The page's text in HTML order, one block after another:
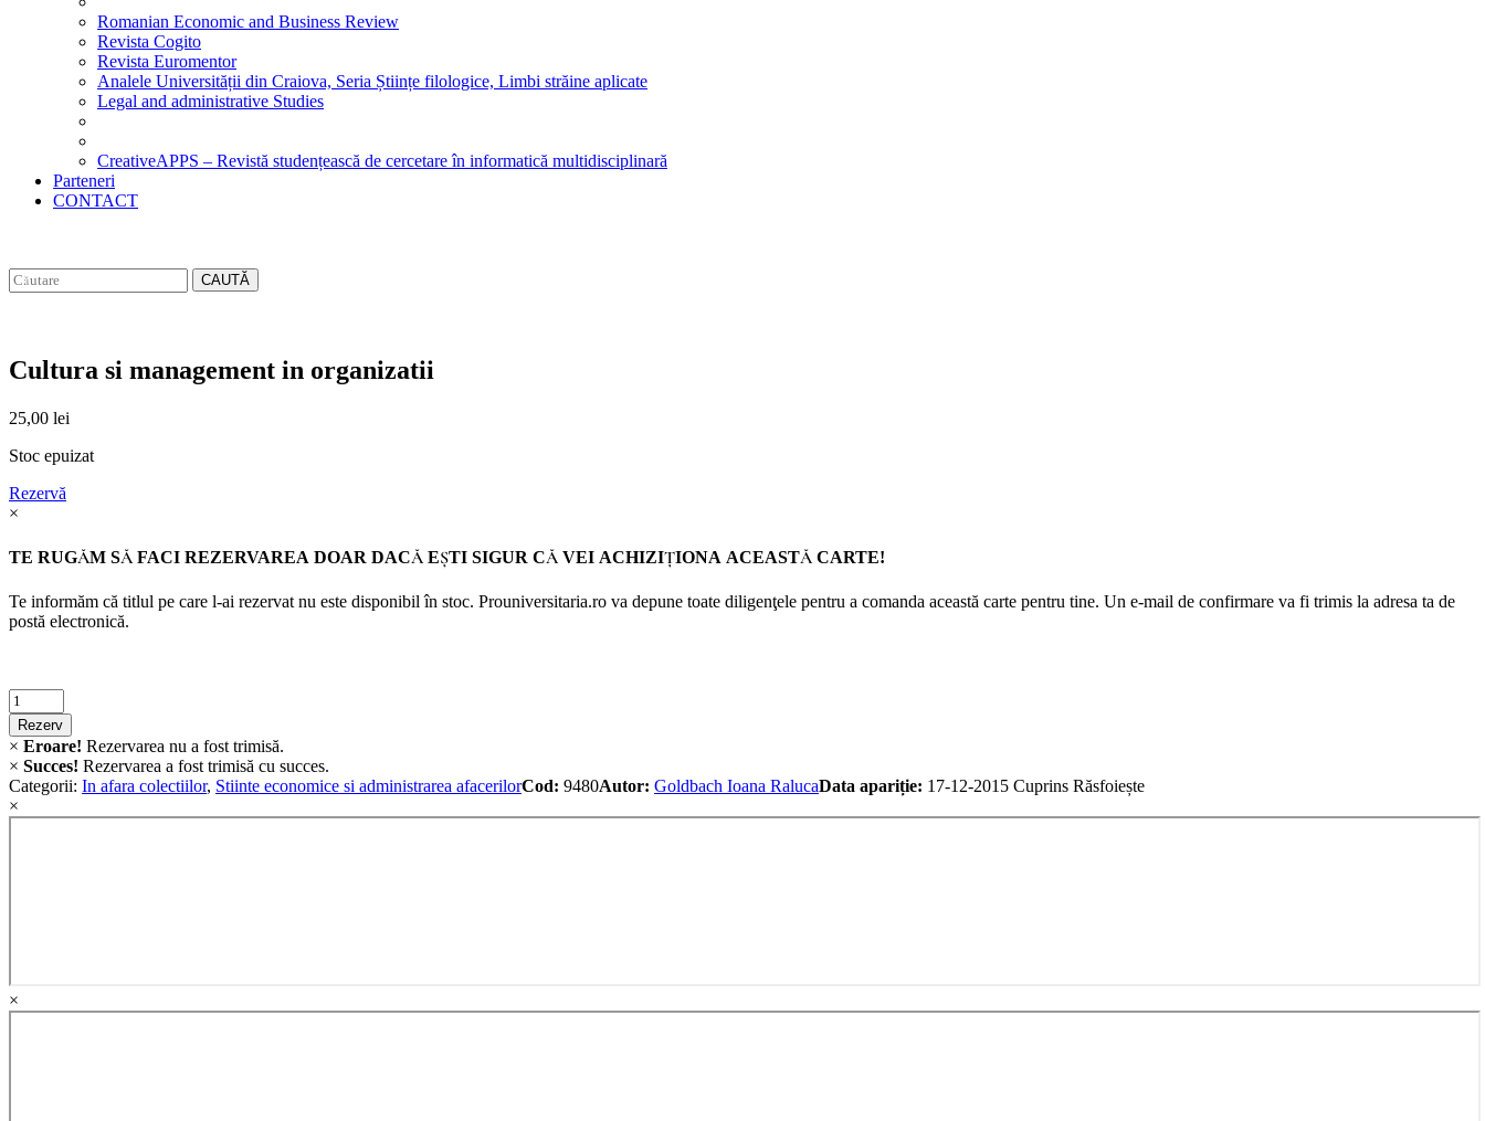
Romanian Economic and Business Review
Revista Cogito
Revista Euromentor
Analele Universității din Craiova, Seria Științe filologice, Limbi străine aplicate
Legal and administrative Studies
CreativeAPPS – Revistă studențească de cercetare în informatică multidisciplinară
Parteneri
CONTACT
CAUTĂ
Cultura si management in organizatii
25,00 lei
Stoc epuizat
Rezervă
×
TE RUGĂM SĂ FACI REZERVAREA DOAR DACĂ EŞTI SIGUR CĂ VEI ACHIZIŢIONA ACEASTĂ CARTE!
Te informăm că titlul pe care l-ai rezervat nu este disponibil în stoc. Prouniversitaria.ro va depune toate diligenţele pentru a comanda această carte pentru tine. Un e-mail de confirmare va fi trimis la adresa ta de
postă electronică.
Criminalistica
quantity
Rezerv
× Eroare! Rezervarea nu a fost trimisă.
× Succes! Rezervarea a fost trimisă cu succes.
Categorii: In afara colectiilor, Stiinte economice si administrarea afacerilorCod: 9480Autor: Goldbach Ioana RalucaData apariție: 17-12-2015 Cuprins Răsfoiește
×
×